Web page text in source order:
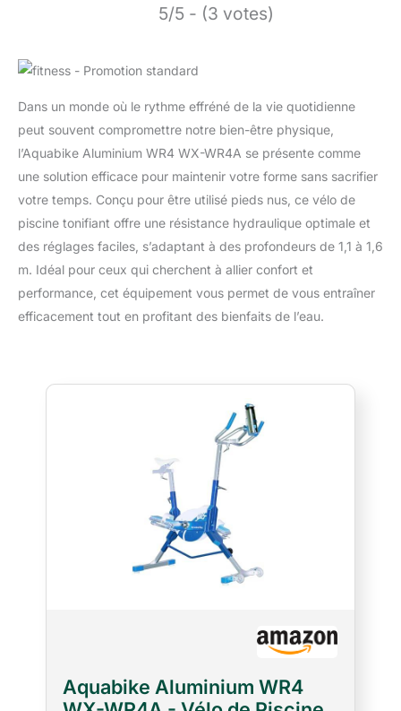
5/5 - (3 votes)
Dans un monde où le rythme effréné de la vie quotidienne
peut souvent compromettre notre bien-être physique,
l’Aquabike Aluminium WR4 WX-WR4A se présente comme
une solution efficace pour maintenir votre forme sans sacrifier
votre temps. Conçu pour être utilisé pieds nus, ce vélo de
piscine tonifiant offre une résistance hydraulique optimale et
des réglages faciles, s’adaptant à des profondeurs de 1,1 à 1,6
m. Idéal pour ceux qui cherchent à allier confort et
performance, cet équipement vous permet de vous entraîner
efficacement tout en profitant des bienfaits de l’eau.
Aquabike Aluminium WR4